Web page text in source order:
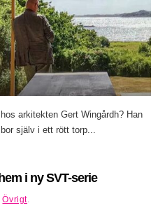
arkitekten Gert Wingårdh? Han
själv i ett rött torp...
i ny SVT-serie
Övrigt.